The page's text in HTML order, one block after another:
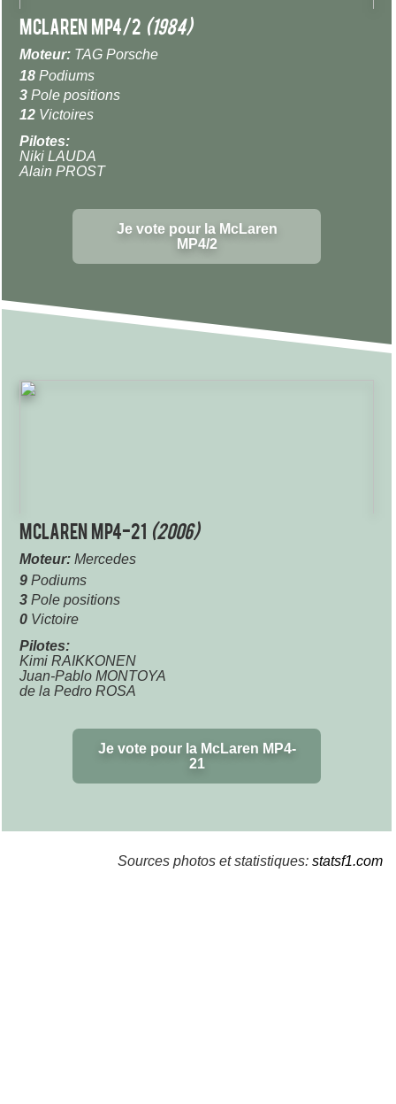
McLaren MP4/2 (1984)
Moteur: TAG Porsche
18 Podiums
3 Pole positions
12 Victoires
Pilotes:
Niki LAUDA
Alain PROST
Je vote pour la McLaren
MP4/2
McLaren MP4-21 (2006)
Moteur: Mercedes
9 Podiums
3 Pole positions
0 Victoire
Pilotes:
Kimi RAIKKONEN
Juan-Pablo MONTOYA
de la Pedro ROSA
Je vote pour la McLaren MP4-
21
Sources photos et statistiques: statsf1.com